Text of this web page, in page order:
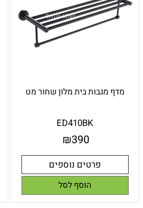
מדף מגבות בית מלון שחור מט
ED410BK
₪390
פרטים נוספים
הוסף לסל